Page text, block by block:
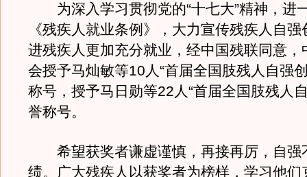
为深入学习贯彻党的“十七大”精神，进
《残疾人就业条例》，大力宣传残疾人自
进残疾人更加充分就业，经中国残联同意，
会授予马灿敏等10人“首届全国肢残人自强
称号，授予马日勋等22人“首届全国肢残人
誉称号。
希望获奖者谦虚谨慎，再接再厉，自强
绩。广大残疾人以获奖者为榜样，学习他们